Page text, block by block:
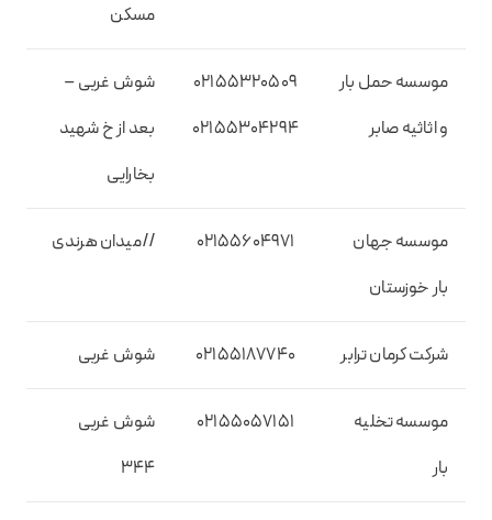
مسکن
موسسه حمل بار
و اثاثیه صابر
02155320509
02155304294
شوش غربی –
بعد از خ شهید
بخارایی
موسسه جهان
بار خوزستان
02155604971 //میدان هرندی
شرکت کرمان ترابر 02155187740 شوش غربی
موسسه تخلیه
بار
02155057151
شوش غربی
344